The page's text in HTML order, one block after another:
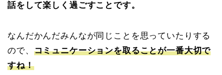
話をして楽しく過ごすことです。
なんだかんだみんなが同じことを思っていたりする
ので、 コミュニケーションを取ることが一番大切で
すね！